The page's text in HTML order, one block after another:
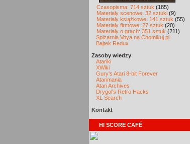
Czasopisma: 714 sztuk (185)
Materiały scenowe: 32 sztuki (9)
Materiały książkowe: 141 sztuk (55)
Materiały firmowe: 27 sztuk (20)
Materiały o grach: 351 sztuk (211)
Spiżarnia Voya na Chomikuj.pl
Bajtek Redux
Zasoby wiedzy
Atariki
XWiki
Gury's Atari 8-bit Forever
Atarimania
Atari Archives
Drygol's Retro Hacks
XL Search
Kontakt
HI SCORE CAFÉ